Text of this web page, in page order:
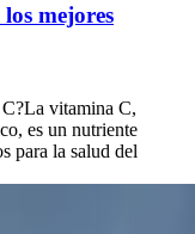
mejores
vitamina C,
es un nutriente
para la salud del